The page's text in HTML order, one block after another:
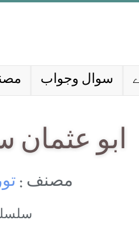
سوال وجواب
ابو
مصنف :